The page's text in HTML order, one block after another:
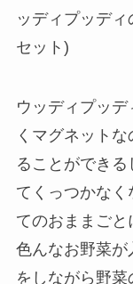
ッディプッデ
セット)
ウッディプッ
くマグネット
ることができ
てくっつかな
てのおままごと
色んなお野菜が
をしながら野